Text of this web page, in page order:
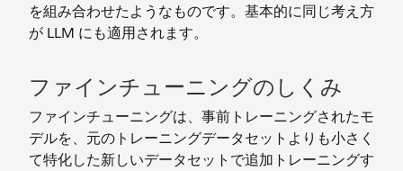
を組み合わせたようなものです。基本的に同じ考え方
が LLM にも適用されます。
ファインチューニングのしくみ
ファインチューニングは、事前トレーニングされたモ
デルを、元のトレーニングデータセットよりも小さく
て特化した新しいデータセットで追加トレーニングす